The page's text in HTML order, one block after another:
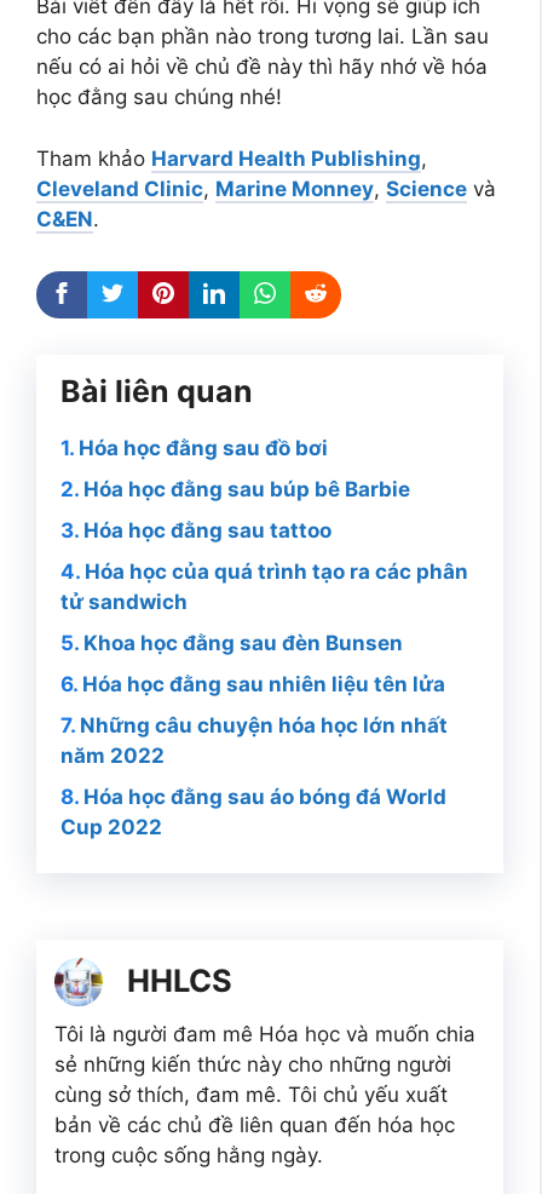
Bài viết đến đây là hết rồi. Hi vọng sẽ giúp ích
cho các bạn phần nào trong tương lai. Lần sau
nếu có ai hỏi về chủ đề này thì hãy nhớ về hóa
học đằng sau chúng nhé!
Tham khảo Harvard Health Publishing,
Cleveland Clinic, Marine Monney, Science và
C&EN.
Bài liên quan
Hóa học đằng sau đồ bơi
Hóa học đằng sau búp bê Barbie
Hóa học đằng sau tattoo
Hóa học của quá trình tạo ra các phân
tử sandwich
Khoa học đằng sau đèn Bunsen
Hóa học đằng sau nhiên liệu tên lửa
Những câu chuyện hóa học lớn nhất
năm 2022
Hóa học đằng sau áo bóng đá World
Cup 2022
HHLCS
Tôi là người đam mê Hóa học và muốn chia
sẻ những kiến thức này cho những người
cùng sở thích, đam mê. Tôi chủ yếu xuất
bản về các chủ đề liên quan đến hóa học
trong cuộc sống hằng ngày.